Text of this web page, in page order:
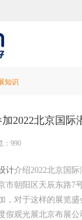
知识
2022北京国际
990
计介绍2022北京国
市朝阳区天辰东路7
，对于这样的展览
假观光展北京布展